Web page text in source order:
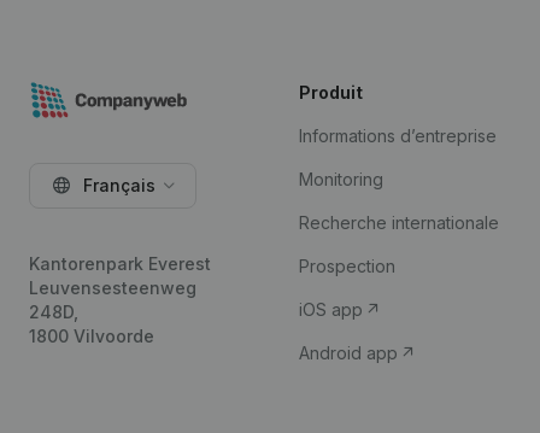
Français
Kantorenpark Everest
Leuvensesteenweg
248D,
1800 Vilvoorde
Produit
Informations d’entreprise
Monitoring
Recherche internationale
Prospection
iOS app
Android app